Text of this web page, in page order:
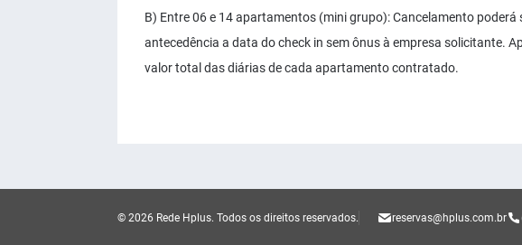
B) Entre 06 e 14 apartamentos (mini grupo): Cancelamento
antecedência a data do check in sem ônus à empresa solicitante.
valor total das diárias de cada apartamento contratado.
reservas@hplus.com.br
© 2026 Rede Hplus. Todos os direitos reservados.